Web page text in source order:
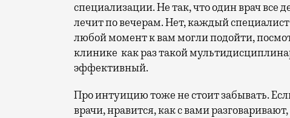
специализации. Не так, что один врач все
лечит по вечерам. Нет, каждый
любой момент к вам могли подойти,
клинике как раз такой
эффективный.
Про интуицию тоже не стоит забывать.
врачи, нравится, как с вами